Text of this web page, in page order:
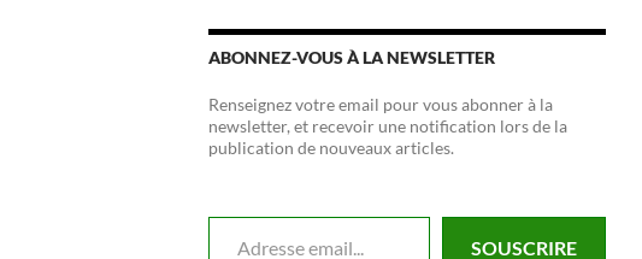
ABONNEZ-VOUS À LA NEWSLETTER
Renseignez votre email pour vous abonner à la
newsletter, et recevoir une notification lors de la
publication de nouveaux articles.
Adresse email...
SOUSCRIRE